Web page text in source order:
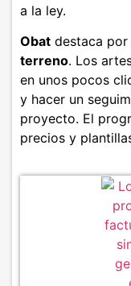
a la ley.
Obat destaca por
terreno. Los
en unos pocos
y hacer un
proyecto. El
precios y